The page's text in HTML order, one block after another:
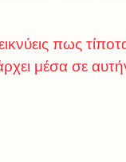
πως
μέσα σε